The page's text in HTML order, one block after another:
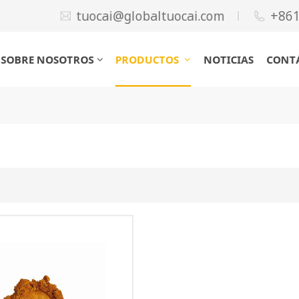
tuocai@globaltuocai.com
SOBRE NOSOTROS PRODUCTOS NOTICIAS